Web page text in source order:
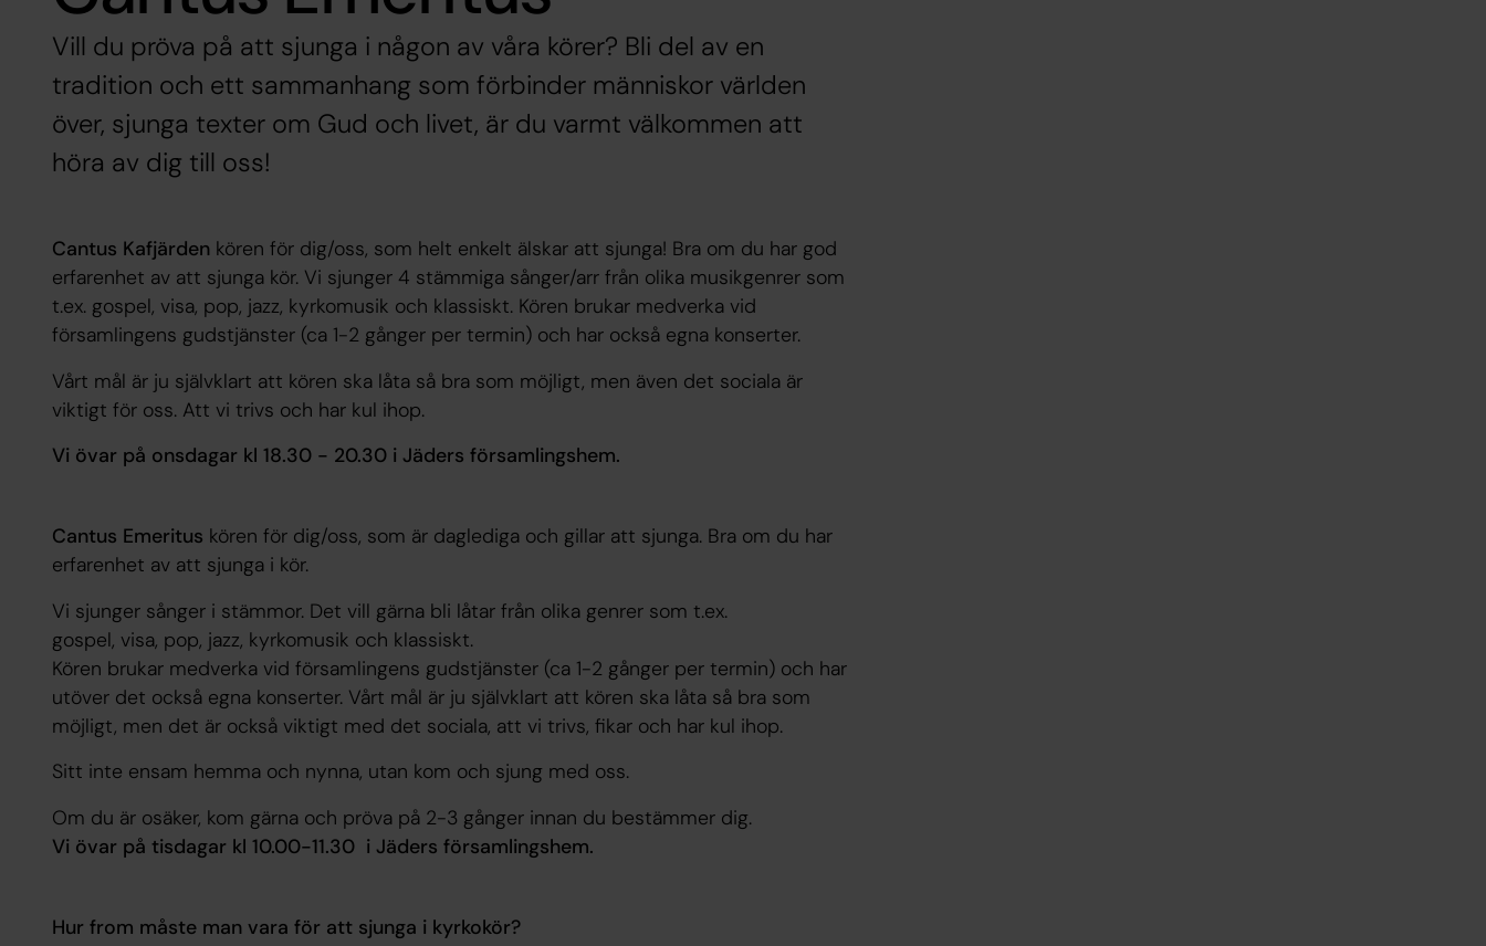
Vill du pröva på att sjunga i någon av våra körer? Bli del av en
tradition och ett sammanhang som förbinder människor världen
över, sjunga texter om Gud och livet, är du varmt välkommen att
höra av dig till oss!
Cantus Kafjärdenkören för dig/oss, som helt enkelt älskar att sjunga! Bra om du har god
erfarenhet av att sjunga kör. Vi sjunger 4 stämmiga sånger/arr från olika musikgenrer som
t.ex. gospel, visa, pop, jazz, kyrkomusik och klassiskt. Kören brukar medverka vid
församlingens gudstjänster (ca 1-2 gånger per termin) och har också egna konserter.
Vårt mål är ju självklart att kören ska låta så bra som möjligt, men även det sociala är
viktigt för oss. Att vi trivs och har kul ihop.
Vi övar på onsdagar kl 18.30 - 20.30 i Jäders församlingshem.
Cantus Emeritus kören för dig/oss, som är daglediga och gillar att sjunga. Bra om du har
erfarenhet av att sjunga i kör.
Vi sjunger sånger i stämmor. Det vill gärna bli låtar från olika genrer som t.ex.
gospel, visa, pop, jazz, kyrkomusik och klassiskt.
Kören brukar medverka vid församlingens gudstjänster (ca 1-2 gånger per termin) och har
utöver det också egna konserter. Vårt mål är ju självklart att kören ska låta så bra som
möjligt, men det är också viktigt med det sociala, att vi trivs, fikar och har kul ihop.
Sitt inte ensam hemma och nynna, utan kom och sjung med oss.
Om du är osäker, kom gärna och pröva på 2-3 gånger innan du bestämmer dig.
Vi övar på tisdagar kl 10.00-11.30 i Jäders församlingshem.
Hur from måste man vara för att sjunga i kyrkokör?